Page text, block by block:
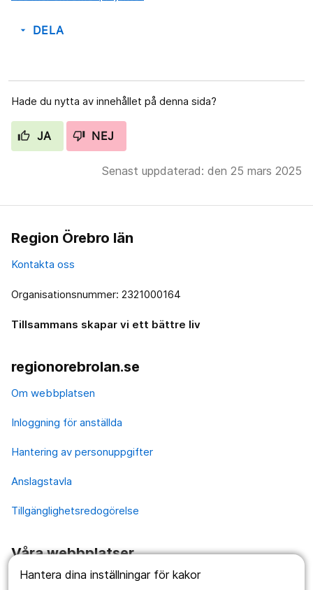
Hantera dina inställningar för kakor
arrow_drop_down DELA
Hade du nytta av innehållet på denna sida?
JA NEJ
Senast uppdaterad: den 25 mars 2025
Region Örebro län
Kontakta oss
Organisationsnummer: 2321000164
Tillsammans skapar vi ett bättre liv
regionorebrolan.se
Om webbplatsen
Inloggning för anställda
Hantering av personuppgifter
Anslagstavla
Tillgänglighetsredogörelse
Våra webbplatser
1177.se